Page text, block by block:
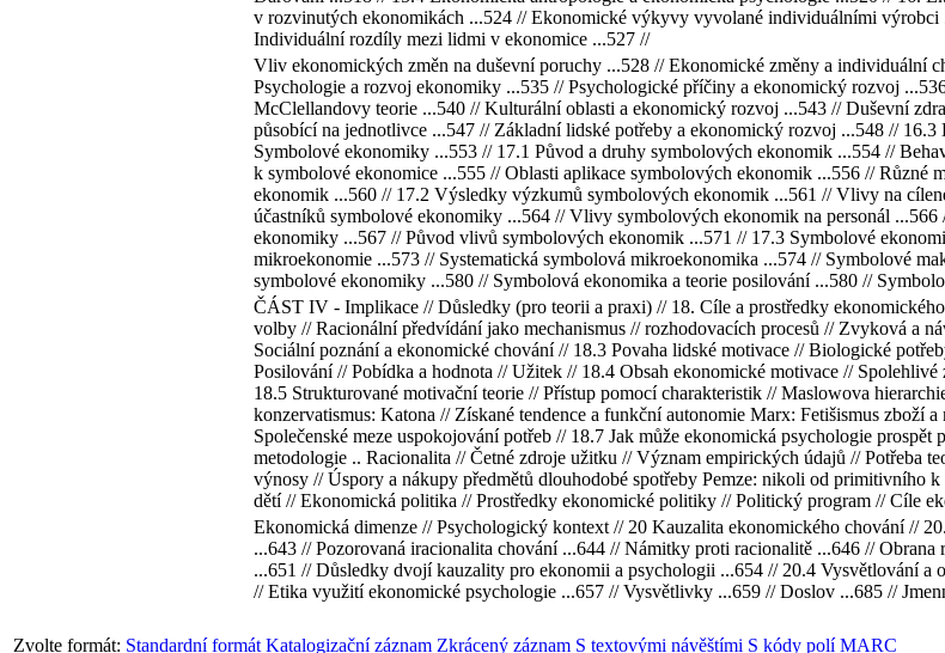
v rozvinutých ekonomikách ...524 // Ekonomické výkyvy vyvolané individuálními
Individuální rozdíly mezi lidmi v ekonomice ...527 //
Vliv ekonomických změn na duševní poruchy ...528 // Ekonomické změny a individuální
Psychologie a rozvoj ekonomiky ...535 // Psychologické příčiny a ekonomický rozvoj
McClellandovy teorie ...540 // Kulturální oblasti a ekonomický rozvoj ...543 // Duševní
působící na jednotlivce ...547 // Základní lidské potřeby a ekonomický rozvoj ...548 //
Symbolové ekonomiky ...553 // 17.1 Původ a druhy symbolových ekonomik ...554 //
k symbolové ekonomice ...555 // Oblasti aplikace symbolových ekonomik ...556 //
ekonomik ...560 // 17.2 Výsledky výzkumů symbolových ekonomik ...561 // Vlivy na
účastníků symbolové ekonomiky ...564 // Vlivy symbolových ekonomik na personál
ekonomiky ...567 // Původ vlivů symbolových ekonomik ...571 // 17.3 Symbolové
mikroekonomie ...573 // Systematická symbolová mikroekonomika ...574 // Symbolové
symbolové ekonomiky ...580 // Symbolová ekonomika a teorie posilování ...580 //
ČÁST IV - Implikace // Důsledky (pro teorii a praxi) // 18. Cíle a prostředky
volby // Racionální předvídání jako mechanismus // rozhodovacích procesů // Zvyková a
Sociální poznání a ekonomické chování // 18.3 Povaha lidské motivace // Biologické
Posilování // Pobídka a hodnota // Užitek // 18.4 Obsah ekonomické motivace //
18.5 Strukturované motivační teorie // Přístup pomocí charakteristik // Maslowova
konzervatismus: Katona // Získané tendence a funkční autonomie Marx: Fetišismus
Společenské meze uspokojování potřeb // 18.7 Jak může ekonomická psychologie
metodologie .. Racionalita // Četné zdroje užitku // Význam empirických údajů // Potřeba
výnosy // Úspory a nákupy předmětů dlouhodobé spotřeby Pemze: nikoli od
dětí // Ekonomická politika // Prostředky ekonomické politiky // Politický program // Cíle
Ekonomická dimenze // Psychologický kontext // 20 Kauzalita ekonomického chování //
...643 // Pozorovaná iracionalita chování ...644 // Námitky proti racionalitě ...646 //
...651 // Důsledky dvojí kauzality pro ekonomii a psychologii ...654 // 20.4 Vysvětlování
// Etika využití ekonomické psychologie ...657 // Vysvětlivky ...659 // Doslov ...685 //
Zvolte formát: Standardní formát Katalogizační záznam Zkrácený záznam S textovými návěštími S kódy polí MARC